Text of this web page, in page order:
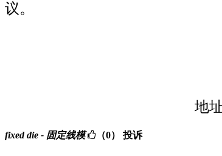
议
联系人
联系电
地址：安徽省巢湖
fixed die - 固定线模 （0） 投诉